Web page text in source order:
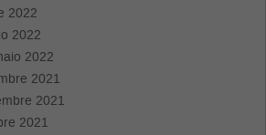
2022
2022
2022
2021
2021
2021